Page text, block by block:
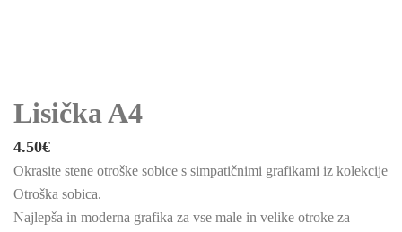
Lisička A4
4.50€
Okrasite stene otroške sobice s simpatičnimi grafikami iz kolekcije
Otroška sobica.
Najlepša in moderna grafika za vse male in velike otroke za